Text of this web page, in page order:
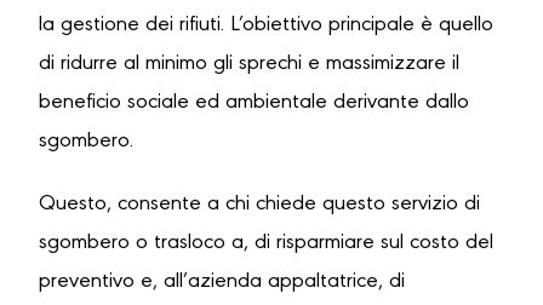
la gestione dei rifiuti. L’obiettivo principale è quello
di ridurre al minimo gli sprechi e massimizzare il
beneficio sociale ed ambientale derivante dallo
sgombero.
Questo, consente a chi chiede questo servizio di
sgombero o trasloco a, di risparmiare sul costo del
preventivo e, all’azienda appaltatrice, di